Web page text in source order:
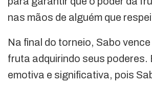
nas mãos de alguém que
Na final do torneio, Sabo
fruta adquirindo seus poderes.
emotiva e significativa, pois